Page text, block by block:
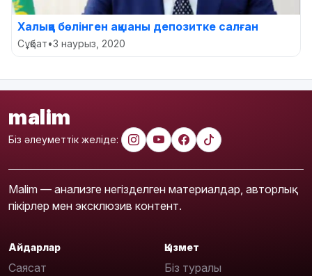
Халыққа бөлінген ақшаны депозитке салған
Сұқбат•3 наурыз, 2020
malim
Біз әлеуметтік желіде:
Malim — анализге негізделген материалдар, авторлық
пікірлер мен эксклюзив контент.
Айдарлар
Саясат
Қызмет
Біз туралы